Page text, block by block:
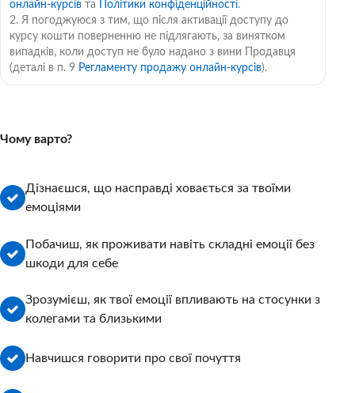
онлайн-курсів та Політики конфіденційності.
2. Я погоджуюся з тим, що після активації доступу до
курсу кошти поверненню не підлягають, за винятком
випадків, коли доступ не було надано з вини Продавця
(деталі в п. 9 Регламенту продажу онлайн-курсів).
Чому варто?
Дізнаєшся, що насправді ховається за твоїми
емоціями
Побачиш, як проживати навіть складні емоції без
шкоди для себе
Зрозумієш, як твої емоції впливають на стосунки з
колегами та близькими
Навчишся говорити про свої почуття